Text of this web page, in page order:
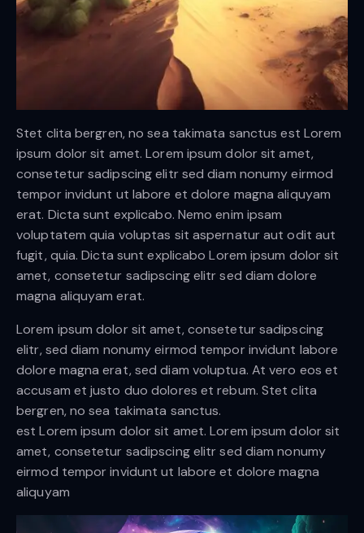
Stet clita bergren, no sea takimata sanctus est Lorem
ipsum dolor sit amet. Lorem ipsum dolor sit amet,
consetetur sadipscing elitr sed diam nonumy eirmod
tempor invidunt ut labore et dolore magna aliquyam
erat. Dicta sunt explicabo. Nemo enim ipsam
voluptatem quia voluptas sit aspernatur aut odit aut
fugit, quia. Dicta sunt explicabo Lorem ipsum dolor sit
amet, consetetur sadipscing elitr sed diam dolore
magna aliquyam erat.
Lorem ipsum dolor sit amet, consetetur sadipscing
elitr, sed diam nonumy eirmod tempor invidunt labore
dolore magna erat, sed diam voluptua. At vero eos et
accusam et justo duo dolores et rebum. Stet clita
bergren, no sea takimata sanctus.
est Lorem ipsum dolor sit amet. Lorem ipsum dolor sit
amet, consetetur sadipscing elitr sed diam nonumy
eirmod tempor invidunt ut labore et dolore magna
aliquyam